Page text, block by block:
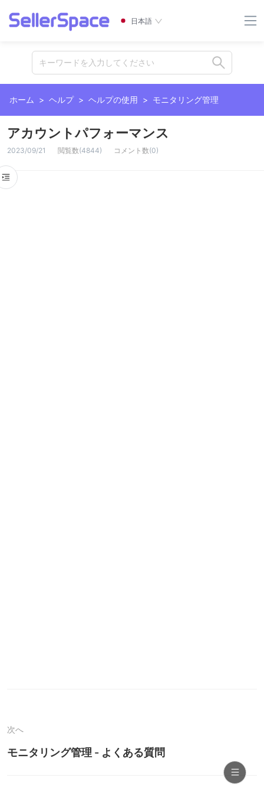
日本語
キーワードを入力してください
ホーム > ヘルプ > ヘルプの使用 > モニタリング管理
アカウントパフォーマンス
2023/09/21 閲覧数(4844) コメント数(0)
次へ
モニタリング管理 - よくある質問